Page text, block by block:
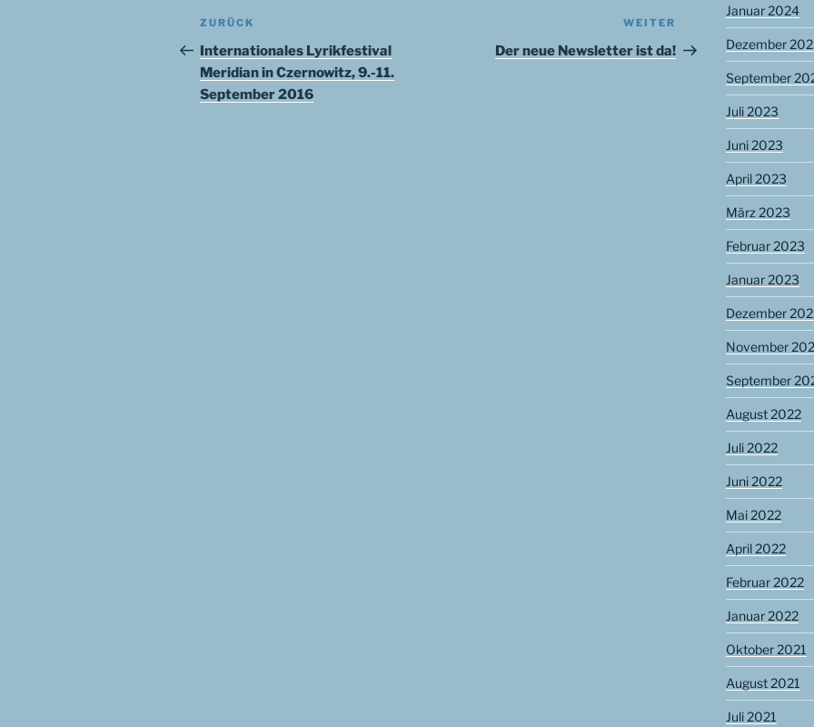
Beitragsnavigation
Vorheriger
Beitrag
ZURÜCK
Internationales Lyrikfestival
Meridian in Czernowitz, 9.-11.
September 2016
Nächster
Beitrag
WEITER
Der neue Newsletter ist da!
Januar 2024
Dezember
September
Juli 2023
Juni 2023
April 2023
März 2023
Februar 2023
Januar 2023
Dezember
November
September
August 2022
Juli 2022
Juni 2022
Mai 2022
April 2022
Februar 2022
Januar 2022
Oktober 2021
August 2021
Juli 2021